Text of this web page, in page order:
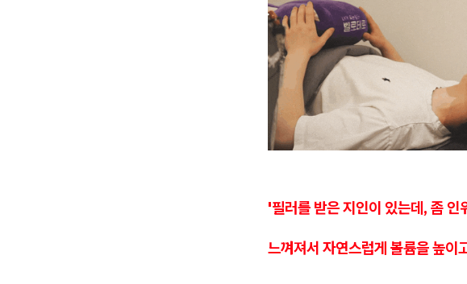
'필러를 받은 지인이 있는데, 좀 인
느껴져서 자연스럽게 볼륨을 높이